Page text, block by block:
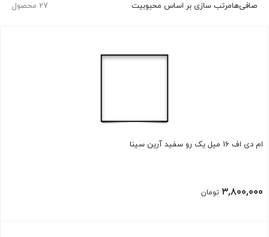
27 محصول صافی‌هامرتب سازی بر اساس محبوبیت
ام دی اف 16 میل یک رو سفید آرین سینا
۳,۸۰۰,۰۰۰ تومان